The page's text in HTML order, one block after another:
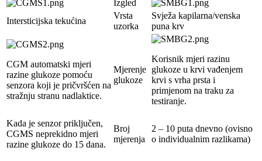
Izgled
Intersticijska tekućina
Vrsta
uzorka
Svježa kapilarna/venska
puna krv
CGM automatski mjeri
razine glukoze pomoću
senzora koji je pričvršćen na
stražnju stranu nadlaktice.
Mjerenje
glukoze
Korisnik mjeri razinu
glukoze u krvi vađenjem
krvi s vrha prsta i
primjenom na traku za
testiranje.
Kada je senzor priključen,
CGMS neprekidno mjeri
razine glukoze do 15 dana.
Broj
mjerenja
2 – 10 puta dnevno (ovisno
o individualnim razlikama)